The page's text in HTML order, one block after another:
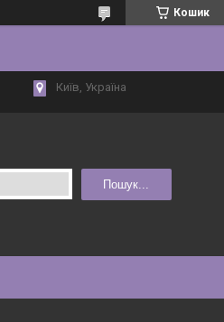
Кошик
Київ, Україна
Пошук...